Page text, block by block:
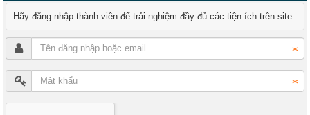
Hãy đăng nhập thành viên để trải nghiệm đầy đủ các tiện ích trên site